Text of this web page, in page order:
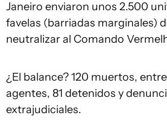
Janeiro enviaron unos 2.500
favelas (barriadas marginales)
neutralizar al Comando
¿El balance? 120 muertos,
agentes, 81 detenidos y
extrajudiciales.